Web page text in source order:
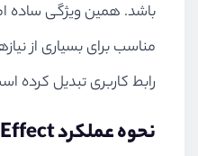
باشد. همین ویژگی ساده
مناسب برای بسیاری از
رابط کاربری تبدیل کرده
نحوه عملکرد useEffect به زبان ساده